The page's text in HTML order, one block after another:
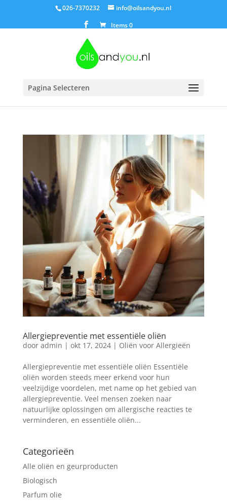
026-7370232
info@oilsandyou.nl
Items 0
Pagina Selecteren
Allergiepreventie met essentiële oliën
door admin | okt 17, 2024| Oliën voor Allergieën
Allergiepreventie met essentiële oliën Essentiële
oliën worden steeds meer erkend voor hun
veelzijdige voordelen, met name op het gebied van
allergiepreventie. Veel mensen zoeken naar
natuurlijke oplossingen om allergische reacties te
verminderen, en essentiële oliën...
Categorieën
Alle oliën en geurproducten
Biologisch
Parfum olie